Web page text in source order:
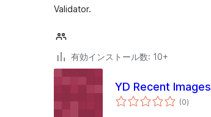
Validator.
有効インストール数: 10+
YD Recent Images
(0個
の)